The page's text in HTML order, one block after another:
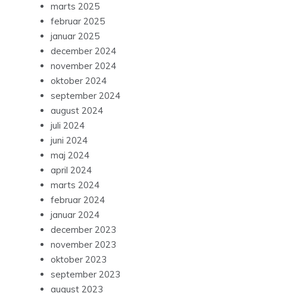
marts 2025
februar 2025
januar 2025
december 2024
november 2024
oktober 2024
september 2024
august 2024
juli 2024
juni 2024
maj 2024
april 2024
marts 2024
februar 2024
januar 2024
december 2023
november 2023
oktober 2023
september 2023
august 2023